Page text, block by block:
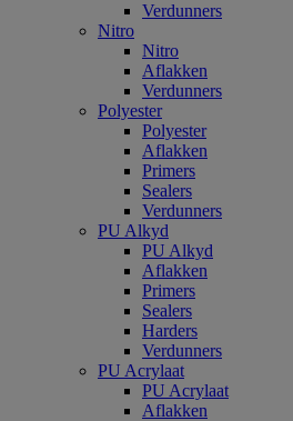
Verdunners
Nitro
Nitro
Aflakken
Verdunners
Polyester
Polyester
Aflakken
Primers
Sealers
Verdunners
PU Alkyd
PU Alkyd
Aflakken
Primers
Sealers
Harders
Verdunners
PU Acrylaat
PU Acrylaat
Aflakken